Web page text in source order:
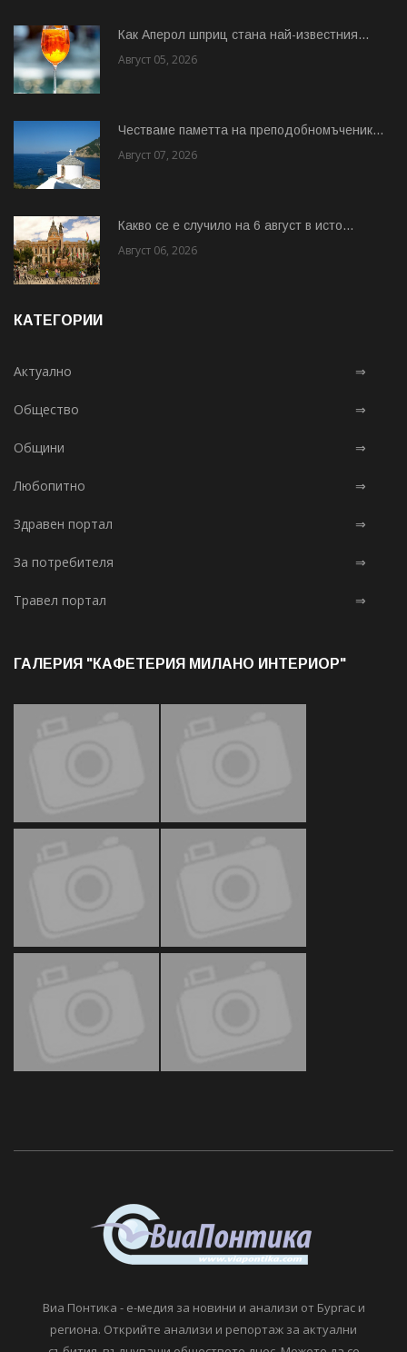
Как Аперол шприц стана най-известния...
Август 05, 2026
Честваме паметта на преподобномъченик...
Август 07, 2026
Какво се е случило на 6 август в исто...
Август 06, 2026
КАТЕГОРИИ
Актуално ⇒
Общество ⇒
Общини ⇒
Любопитно ⇒
Здравен портал ⇒
За потребителя ⇒
Травел портал ⇒
ГАЛЕРИЯ "КАФЕТЕРИЯ МИЛАНО ИНТЕРИОР"
Виа Понтика - е-медия за новини и анализи от Бургас и
региона. Открийте анализи и репортаж за актуални